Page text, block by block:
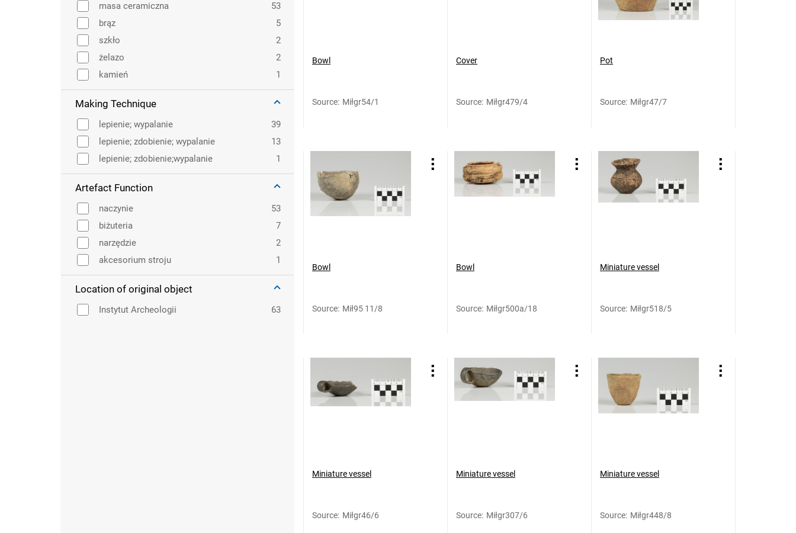
masa ceramiczna
53
brąz
5
szkło
2
żelazo
2
kamień
1
Making Technique
lepienie; wypalanie
39
lepienie; zdobienie; wypalanie
13
lepienie; zdobienie;wypalanie
1
Artefact Function
naczynie
53
biżuteria
7
narzędzie
2
akcesorium stroju
1
Location of original object
Instytut Archeologii 63
Bowl
Source: Miłgr54/1
Cover
Source: Miłgr479/4
Pot
Source: Miłgr47/7
Bowl
Source: Mił95 11/8
Bowl
Source: Miłgr500a/18
Miniature vessel
Source: Miłgr518/5
Miniature vessel
Source: Miłgr46/6
Miniature vessel
Source: Miłgr307/6
Miniature vessel
Source: Miłgr448/8